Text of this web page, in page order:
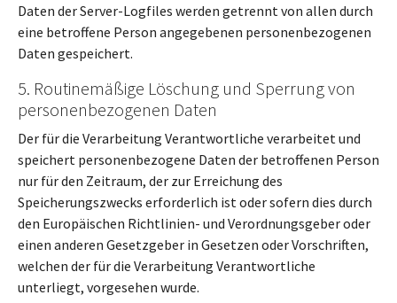
Daten der Server-Logfiles werden getrennt von allen durch
eine betroffene Person angegebenen personenbezogenen
Daten gespeichert.
5. Routinemäßige Löschung und Sperrung von
personenbezogenen Daten
Der für die Verarbeitung Verantwortliche verarbeitet und
speichert personenbezogene Daten der betroffenen Person
nur für den Zeitraum, der zur Erreichung des
Speicherungszwecks erforderlich ist oder sofern dies durch
den Europäischen Richtlinien- und Verordnungsgeber oder
einen anderen Gesetzgeber in Gesetzen oder Vorschriften,
welchen der für die Verarbeitung Verantwortliche
unterliegt, vorgesehen wurde.